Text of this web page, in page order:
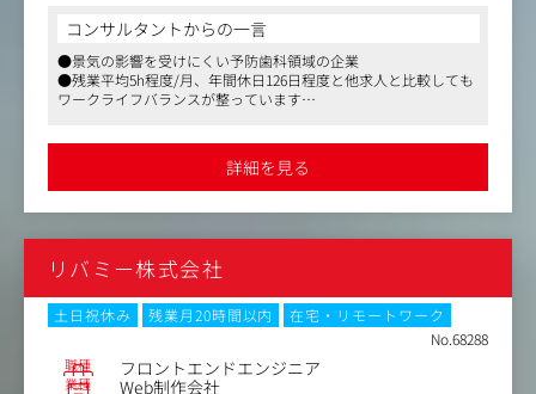
張を共に行うメンバーを募集します。
＜具体的には＞
・バックエンドサイドと連携したカートシステム選定・導
入
・HTML/CSS/JavaScript/PHPを使ったマルチデバイス対
＜案件事例＞
ブランドサイトページ構築、ECサイトの新規立ち上げ、M
Aツールを用いたコミュニケーション、開発会社選定など
コンサルタントからの一言
●景気の影響を受けにくい予防歯科領域の企業
●残業平均5h程度/月、年間休日126日程度と他求人と比較しても
ワークライフバランスが整っています
詳細を見る
リバミー株式会社
土日祝休み 残業月20時間以内
在宅・リモートワーク
No.68288
職種 フロントエンドエンジニア
業種 Web制作会社